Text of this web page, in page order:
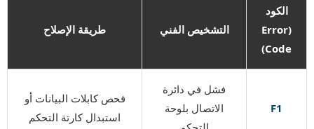
الكود
(Error
Code)
التشخيص الفني طريقة الإصلاح
F1
فشل في دائرة
الاتصال بلوحة
فحص كابلات البيانات أو
استبدال كارتة التحكم